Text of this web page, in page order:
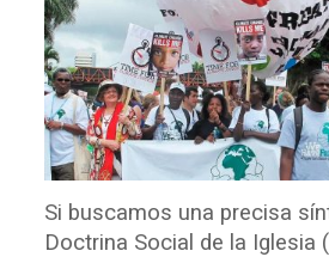
Si buscamos una precisa
Doctrina Social de la Iglesia